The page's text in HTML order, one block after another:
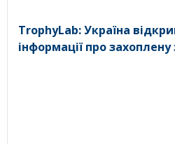
TrophyLab: Україна
інформації про